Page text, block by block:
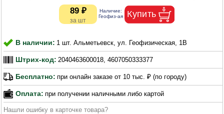
89 ₽
В наличии: 1 шт. Альметьевск, ул. Геофизическая, 1В
Штрих-код: 2040463600018, 4607050333377
Бесплатно: при онлайн заказе от 10 тыс. ₽ (по городу)
Оплата: при получении наличными либо картой
Нашли ошибку в карточке товара?